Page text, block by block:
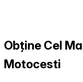
Obține Cel
Motocesti